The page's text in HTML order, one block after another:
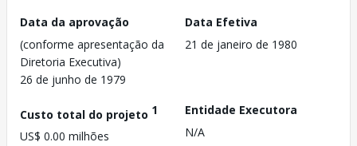
Data da aprovação
(conforme apresentação da
Diretoria Executiva)
26 de junho de 1979
Data Efetiva
21 de janeiro de 1980
Custo total do projeto 1
US$ 0.00 milhões
Entidade Executora
N/A